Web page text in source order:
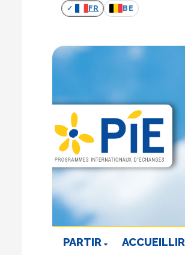
FR BE
PARTIR ACCUEILLIR